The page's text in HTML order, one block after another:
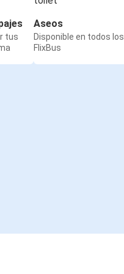
tus
Aseos
Disponible en todos los
FlixBus